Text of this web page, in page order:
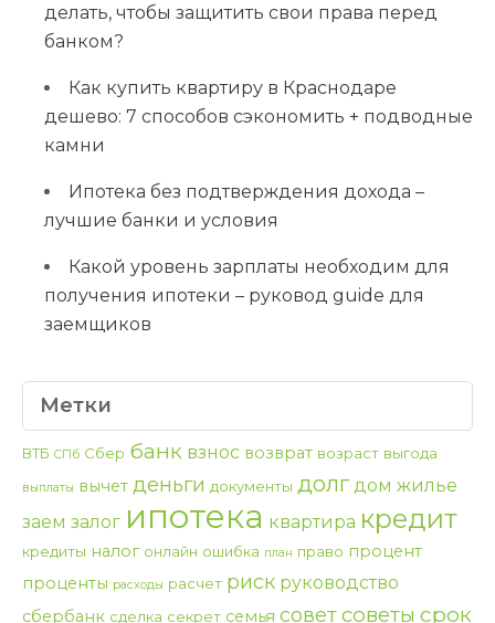
делать, чтобы защитить свои права перед
банком?
Как купить квартиру в Краснодаре
дешево: 7 способов сэкономить + подводные
камни
Ипотека без подтверждения дохода –
лучшие банки и условия
Какой уровень зарплаты необходим для
получения ипотеки – руковод guide для
заемщиков
Метки
ВТБ СПб Сбер банк взнос возврат возраст выгода
выплаты вычет деньги документы долг дом жилье
заем залог ипотека квартира кредит
кредиты налог онлайн ошибка план право процент
проценты расходы расчет риск руководство
сбербанк сделка секрет семья советсоветы срок